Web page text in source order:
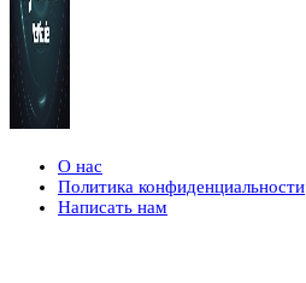
О нас
Политика конфиденциальности
Написать нам